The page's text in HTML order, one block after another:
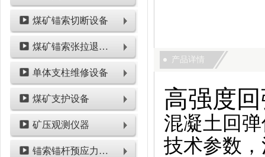
煤矿锚索切断设备
煤矿锚索张拉退锚设备
单体支柱维修设备
煤矿支护设备
矿压观测仪器
锚索锚杆预应力检测设备
产品详情
高强度
混凝土回
技术参数